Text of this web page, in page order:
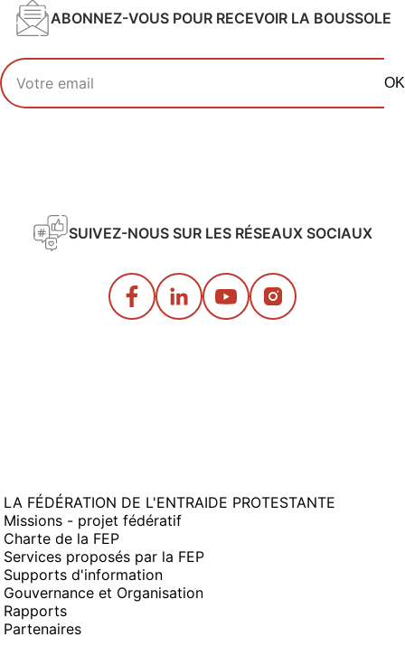
ABONNEZ-VOUS POUR RECEVOIR LA BOUSSOLE
Votre adresse email
OK
SUIVEZ-NOUS SUR LES RÉSEAUX SOCIAUX
LA FÉDÉRATION DE L'ENTRAIDE PROTESTANTE
Missions - projet fédératif
Charte de la FEP
Services proposés par la FEP
Supports d'information
Gouvernance et Organisation
Rapports
Partenaires